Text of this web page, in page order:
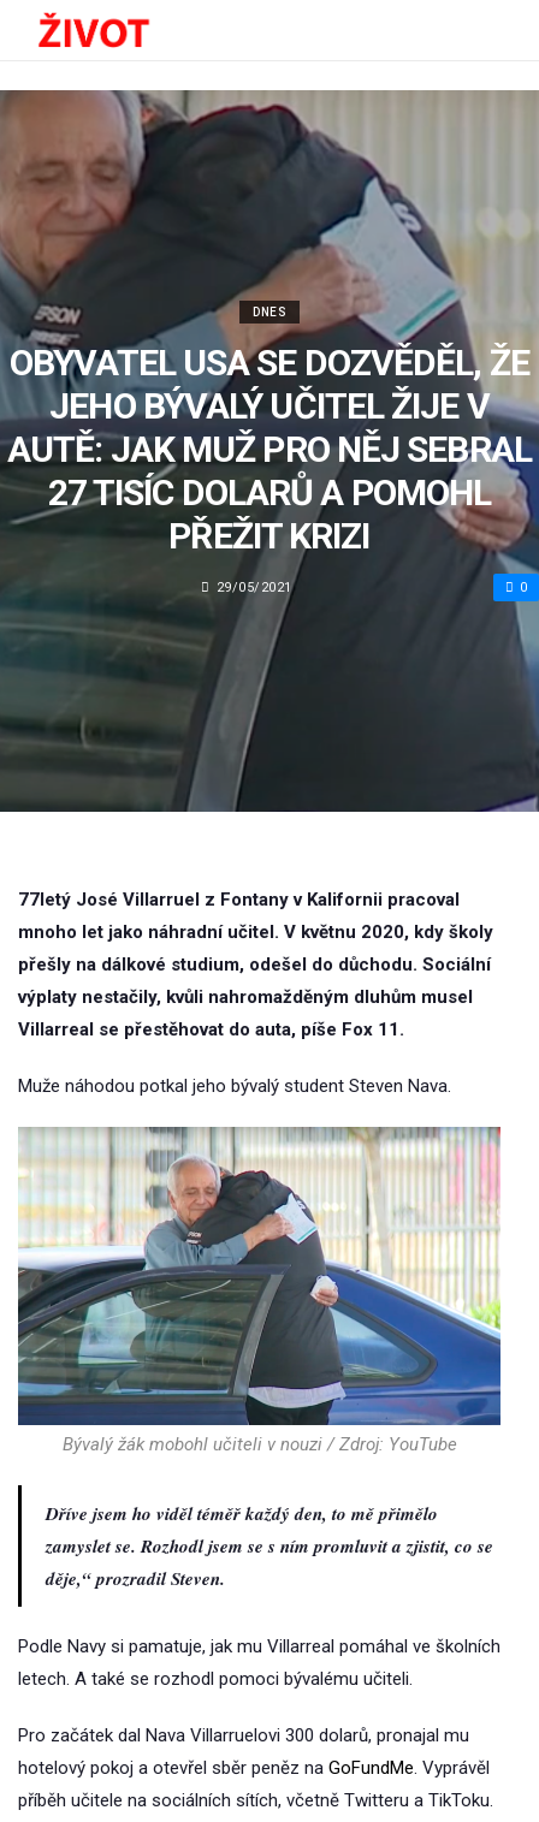
DNES
OBYVATEL USA SE DOZVĚDĚL, ŽE
JEHO BÝVALÝ UČITEL ŽIJE V
AUTĚ: JAK MUŽ PRO NĚJ SEBRAL
27 TISÍC DOLARŮ A POMOHL
PŘEŽIT KRIZI
29/05/2021 0
77letý José Villarruel z Fontany v Kalifornii pracoval
mnoho let jako náhradní učitel. V květnu 2020, kdy školy
přešly na dálkové studium, odešel do důchodu. Sociální
výplaty nestačily, kvůli nahromažděným dluhům musel
Villarreal se přestěhovat do auta, píše Fox 11.
Muže náhodou potkal jeho bývalý student Steven Nava.
Bývalý žák mobohl učiteli v nouzi / Zdroj: YouTube
Dříve jsem ho viděl téměř každý den, to mě přimělo
zamyslet se. Rozhodl jsem se s ním promluvit a zjistit, co se
děje,“ prozradil Steven.
Podle Navy si pamatuje, jak mu Villarreal pomáhal ve školních
letech. A také se rozhodl pomoci bývalému učiteli.
Pro začátek dal Nava Villarruelovi 300 dolarů, pronajal mu
hotelový pokoj a otevřel sběr peněz na GoFundMe. Vyprávěl
příběh učitele na sociálních sítích, včetně Twitteru a TikToku.